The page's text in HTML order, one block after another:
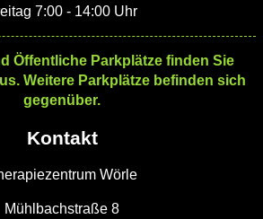
7:00 - 14:00 Uhr
Öffentliche Parkplätze finden Sie
Weitere Parkplätze befinden sich
gegenüber.
Kontakt
Wörle
Mühlbachstraße 8